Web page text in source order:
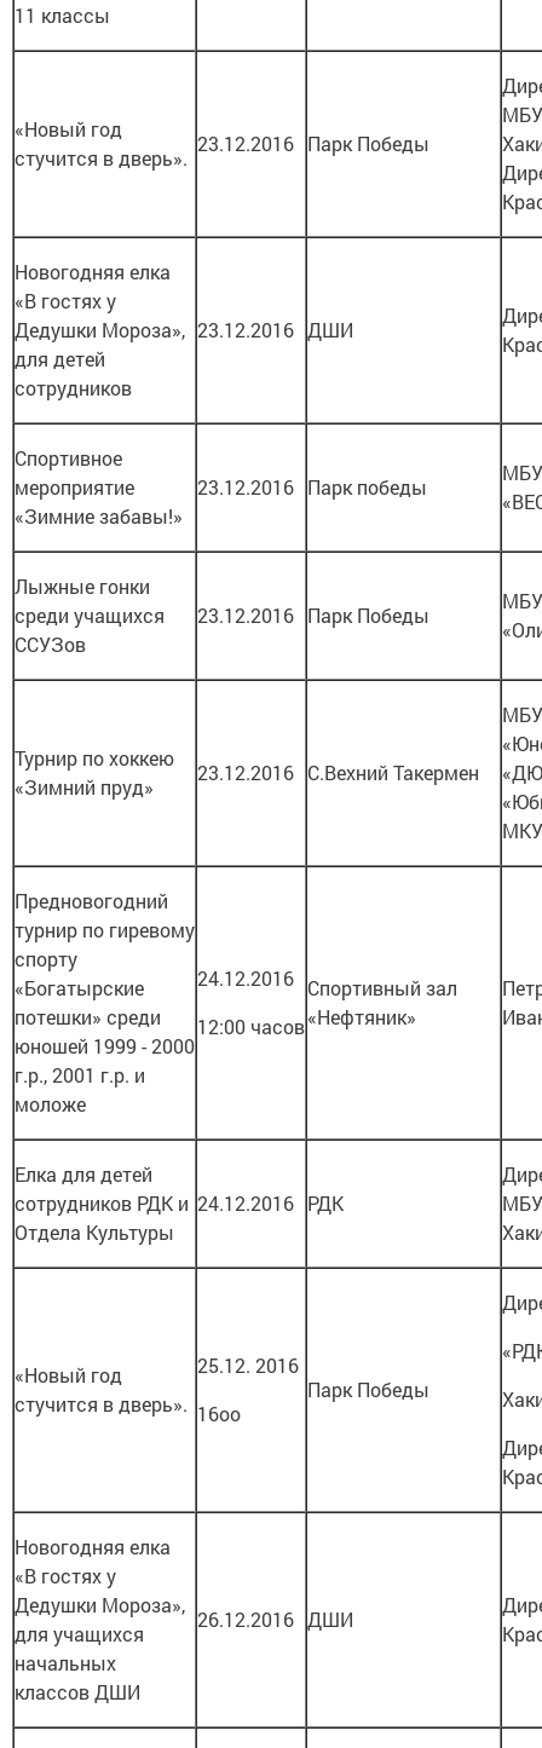
11 классы
«Новый год
стучится в дверь».
23.12.2016 Парк Победы
Новогодняя елка
«В гостях у
Дедушки Мороза»,
для детей
сотрудников
23.12.2016 ДШИ
Спортивное
мероприятие
«Зимние забавы!»
23.12.2016 Парк победы
Лыжные гонки
среди учащихся
ССУЗов
23.12.2016 Парк Победы
Турнир по хоккею
«Зимний пруд»
23.12.2016 С.Вехний Такермен
Предновогодний
турнир по гиревому
спорту
«Богатырские
потешки» среди
юношей 1999 - 2000
г.р., 2001 г.р. и
моложе
24.12.2016
12:00 часов
Спортивный зал
«Нефтяник»
Елка для детей
сотрудников РДК и
Отдела Культуры
24.12.2016 РДК
«Новый год
стучится в дверь».
25.12. 2016
16оо
Парк Победы
Новогодняя елка
«В гостях у
Дедушки Мороза»,
для учащихся
начальных
классов ДШИ
26.12.2016 ДШИ